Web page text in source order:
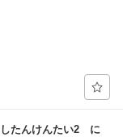
したんけんたい2 に